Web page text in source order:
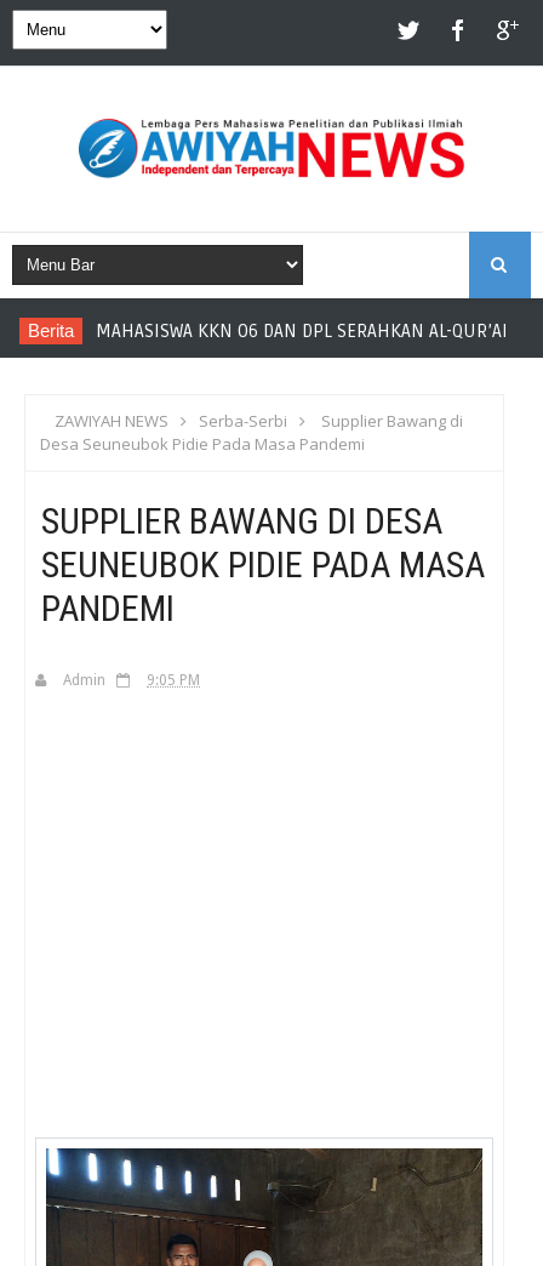
Berita MAHASISWA KKN 06 DAN DPL SERAHKAN AL-QUR’AN
ZAWIYAH NEWS Serba-Serbi
Supplier Bawang di
Desa Seuneubok Pidie Pada Masa Pandemi
SUPPLIER BAWANG DI DESA
SEUNEUBOK PIDIE PADA MASA
PANDEMI
Admin 9:05 PM